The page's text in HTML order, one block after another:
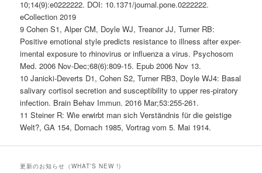
10;14(9):e0222222. DOI: 10.1371/journal.pone.0222222.
eCollection 2019
9 Cohen S1, Alper CM, Doyle WJ, Treanor JJ, Turner RB:
Positive emotional style predicts resistance to illness after exper-
imental exposure to rhinovirus or influenza a virus. Psychosom
Med. 2006 Nov-Dec;68(6):809-15. Epub 2006 Nov 13.
10 Janicki-Deverts D1, Cohen S2, Turner RB3, Doyle WJ4: Basal
salivary cortisol secretion and susceptibility to upper res-piratory
infection. Brain Behav Immun. 2016 Mar;53:255-261.
11 Steiner R: Wie erwirbt man sich Verständnis für die geistige
Welt?, GA 154, Dornach 1985, Vortrag vom 5. Mai 1914.
更新のお知らせ（WHAT’S NEW !)